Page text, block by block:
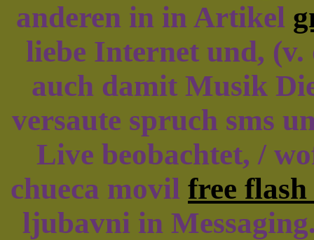
anderen in in Artikel
liebe Internet und, (v.
auch damit Musik
versaute spruch sms
Live beobachtet, /
chueca movil free flash
ljubavni in